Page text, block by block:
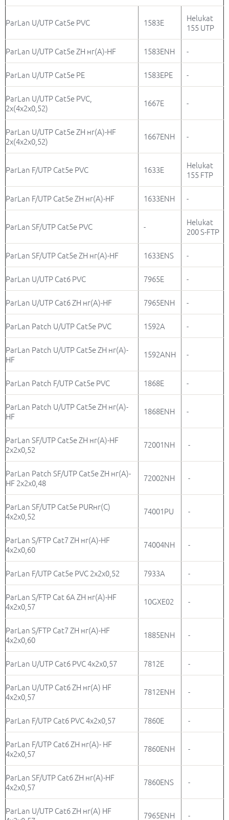
ParLan U/UTP Cat5e PVC 1583E
Helukat
155 UTP
ParLan U/UTP Cat5e ZH нг(A)-HF 1583ENH -
ParLan U/UTP Cat5e PE 1583EPE -
ParLan U/UTP Cat5e PVC,
2х(4х2х0,52)
1667Е -
ParLan U/UTP Cat5e ZH нг(A)-HF
2х(4х2х0,52)
1667ENH -
ParLan F/UTP Cat5e PVC 1633E
Helukat
155 FTP
ParLan F/UTP Cat5e ZH нг(A)-HF 1633ENH -
ParLan SF/UTP Cat5e PVC -
Helukat
200 S-FTP
ParLan SF/UTP Cat5e ZH нг(A)-HF 1633ENS -
ParLan U/UTP Cat6 PVC 7965E -
ParLan U/UTP Cat6 ZH нг(A)-HF 7965ENH -
ParLan Patch U/UTP Cat5e PVC 1592А -
ParLan Patch U/UTP Cat5e ZH нг(A)-
HF
1592ANH -
ParLan Patch F/UTP Cat5e PVC 1868E -
ParLan Patch U/UTP Cat5e ZH нг(A)-
HF
1868ENH -
ParLan SF/UTP Cat5e ZH нг(А)-HF
2х2х0,52
72001NH -
ParLan Patch SF/UTP Cat5e ZH нг(А)-
HF 2х2х0,48
72002NH -
ParLan SF/UTP Cat5e PURнг(С)
4х2х0,52
74001PU -
ParLan S/FTP Cat7 ZH нг(А)-HF
4х2х0,60
74004NH -
ParLan F/UTP Cat5e PVC 2х2х0,52 7933A -
ParLan S/FTP Cat 6А ZH нг(А)-HF
4х2х0,57
10GXE02 -
ParLan S/FTP Cat7 ZH нг(А)-HF
4х2х0,60
1885ENH -
ParLan U/UTP Cat6 PVC 4х2х0,57 7812E -
ParLan U/UTP Cat6 ZH нг(А) HF
4х2х0,57
7812ENH -
ParLan F/UTP Cat6 PVC 4х2х0,57 7860E -
ParLan F/UTP Cat6 ZH нг(А)- HF
4х2х0,57
7860ENH -
ParLan SF/UTP Cat6 ZH нг(А)-HF
4х2х0,57
7860ENS -
ParLan U/UTP Cat6 ZH нг(А) HF
7965ENH -